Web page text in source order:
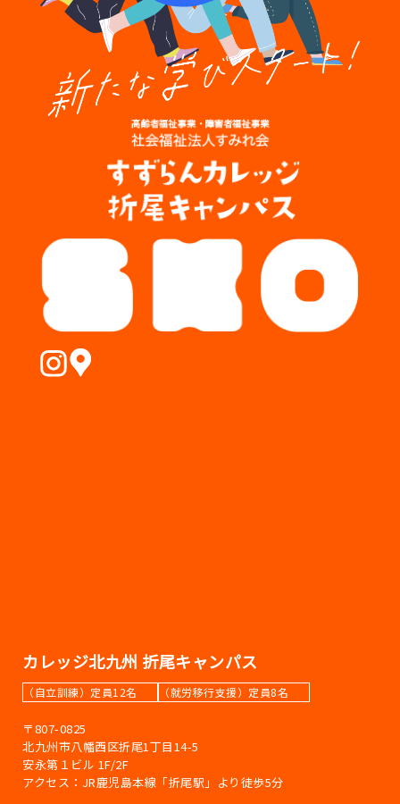
カレッジ北九州 折尾キャンパス
（自立訓練）定員12名 （就労移行支援）定員8名
〒807-0825
北九州市八幡西区折尾1丁目14-5
安永第１ビル 1F/2F
アクセス：JR鹿児島本線「折尾駅」より徒歩5分